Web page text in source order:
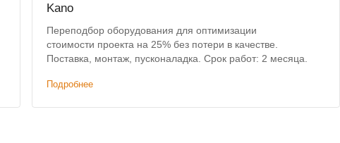
Kano
Переподбор оборудования для оптимизации
стоимости проекта на 25% без потери в качестве.
Поставка, монтаж, пусконаладка. Срок работ: 2 месяца.
Подробнее